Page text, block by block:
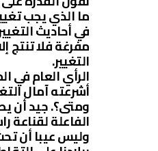
ما الذي يجب
في أحاديث
مفرغة فلا تنتج
التغيير.
الرأي العام في
أشرعته آمال
ومتى؟. جيد أن
الفاعلة لقناعة
وليس عيبا أن